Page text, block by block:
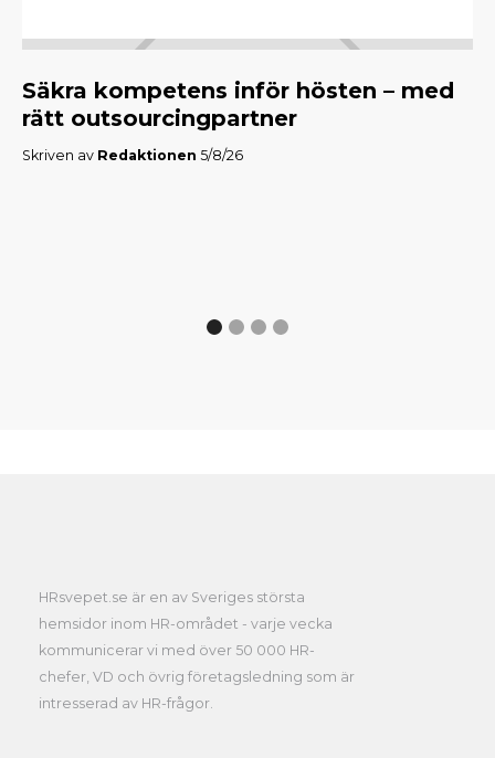
Säkra kompetens inför hösten – med
rätt outsourcingpartner
Skriven av Redaktionen 5/8/26
HRsvepet.se är en av Sveriges största
hemsidor inom HR-området - varje vecka
kommunicerar vi med över 50 000 HR-
chefer, VD och övrig företagsledning som är
intresserad av HR-frågor.